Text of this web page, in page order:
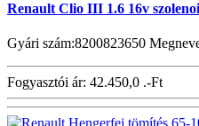
Renault Clio III 1.6 16v
Gyári szám:8200823650
Fogyasztói ár: 42.450,0 .-Ft